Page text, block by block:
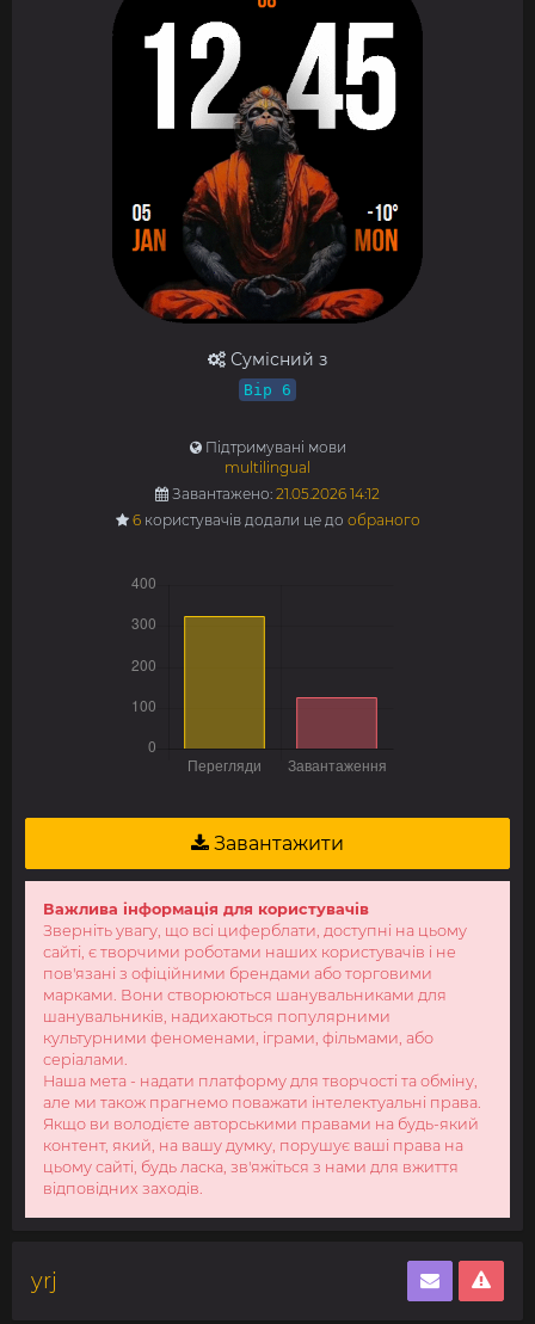
Сумісний з
Bip 6
Підтримувані мови
multilingual
Завантажено: 21.05.2026 14:12
6користувачів додали це до обраного
Завантажити
Важлива інформація для користувачів
Зверніть увагу, що всі циферблати, доступні на цьому
сайті, є творчими роботами наших користувачів і не
пов'язані з офіційними брендами або торговими
марками. Вони створюються шанувальниками для
шанувальників, надихаються популярними
культурними феноменами, іграми, фільмами, або
серіалами.
Наша мета - надати платформу для творчості та обміну,
але ми також прагнемо поважати інтелектуальні права.
Якщо ви володієте авторськими правами на будь-який
контент, який, на вашу думку, порушує ваші права на
цьому сайті, будь ласка, зв'яжіться з нами для вжиття
відповідних заходів.
yrj